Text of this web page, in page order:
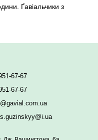
Ґавіальчики з
67-67
67-67